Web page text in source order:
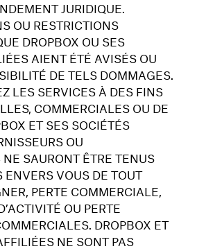
JURIDIQUE.
OU RESTRICTIONS
DROPBOX OU SES
AIENT ÉTÉ AVISÉS OU
DE TELS DOMMAGES.
LES SERVICES À DES FINS
COMMERCIALES OU DE
ET SES SOCIÉTÉS
OU
SAURONT ÊTRE TENUS
ENVERS VOUS DE TOUT
PERTE COMMERCIALE,
OU PERTE
DROPBOX ET
NE SONT PAS